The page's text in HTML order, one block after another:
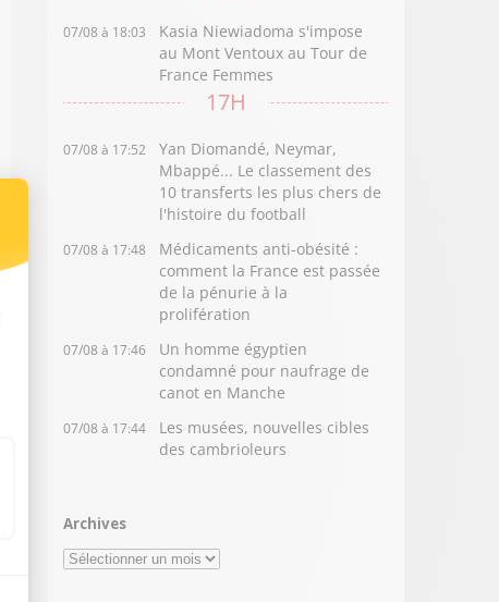
07/08 à 18:03
Kasia Niewiadoma s'impose
au Mont Ventoux au Tour de
France Femmes
17H
07/08 à 17:52
Yan Diomandé, Neymar,
Mbappé... Le classement des
10 transferts les plus chers de
l'histoire du football
07/08 à 17:48
Médicaments anti-obésité :
comment la France est passée
de la pénurie à la
prolifération
07/08 à 17:46
Un homme égyptien
condamné pour naufrage de
canot en Manche
07/08 à 17:44
Les musées, nouvelles cibles
des cambrioleurs
Archives
Archives